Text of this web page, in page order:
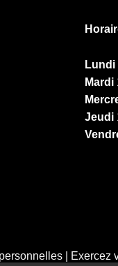
Lundi
Mardi
Jeudi
Exercez